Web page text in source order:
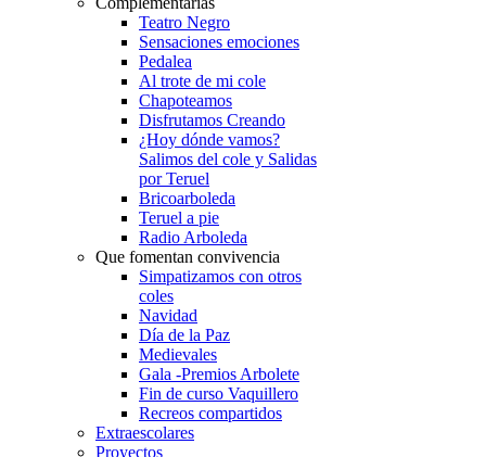
Teatro Negro
Sensaciones emociones
Pedalea
Al trote de mi cole
Chapoteamos
Disfrutamos Creando
¿Hoy dónde vamos?
Salimos del cole y Salidas
por Teruel
Bricoarboleda
Teruel a pie
Radio Arboleda
Que fomentan convivencia
Simpatizamos con otros
coles
Navidad
Día de la Paz
Medievales
Gala -Premios Arbolete
Fin de curso Vaquillero
Recreos compartidos
Extraescolares
Proyectos